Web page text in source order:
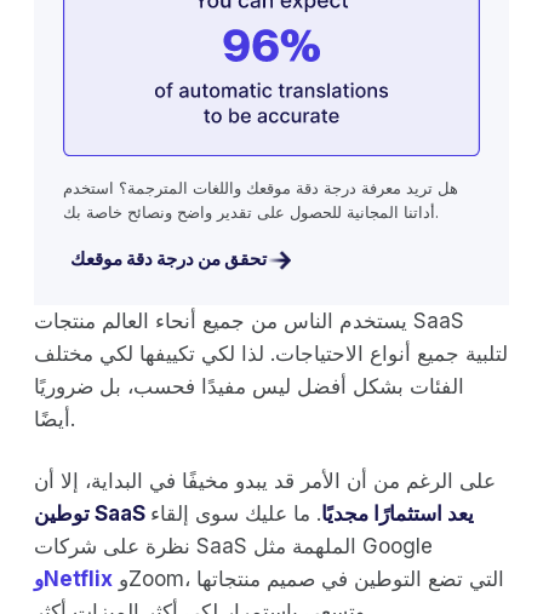
يستخدم الناس من جميع أنحاء العالم منتجات SaaS
لتلبية جميع أنواع الاحتياجات. لذا لكي تكييفها لكي مختلف
الفئات بشكل أفضل ليس مفيدًا فحسب، بل ضروريًا
أيضًا.
على الرغم من أن الأمر قد يبدو مخيفًا في البداية، إلا أن
توطين SaaS يعد استثمارًا مجديًا. ما عليك سوى إلقاء
نظرة على شركات SaaS الملهمة مثل Google
وNetflix
هل تريد معرفة درجة دقة موقعك واللغات المترجمة؟ استخدم
أداتنا المجانية للحصول على تقدير واضح ونصائح خاصة بك.
تحقق من درجة دقة موقعك